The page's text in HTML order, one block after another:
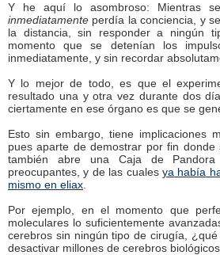
Y he aquí lo asombroso: Mientras
inmediatamente perdía la conciencia, y
la distancia, sin responder a ningún
momento que se detenían los
inmediatamente, y sin recordar
Y lo mejor de todo, es que el
resultado una y otra vez durante dos
ciertamente en ese órgano es que se
Esto sin embargo, tiene implicaciones
pues aparte de demostrar por fin
también abre una Caja de Pandora
preocupantes, y de las cuales ya había
mismo en eliax
Por ejemplo, en el momento que
moleculares lo suficientemente
cerebros sin ningún tipo de cirugía,
desactivar millones de cerebros